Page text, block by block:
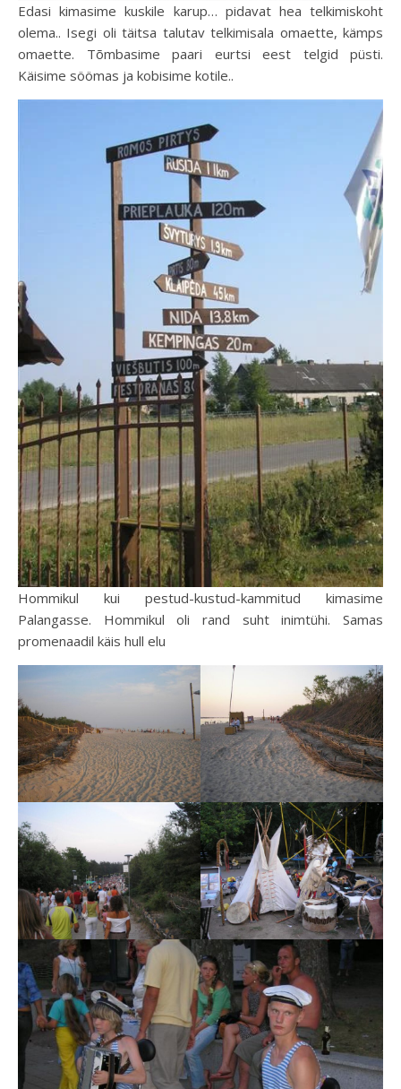
Edasi kimasime kuskile karup… pidavat hea telkimiskoht
olema.. Isegi oli täitsa talutav telkimisala omaette, kämps
omaette. Tõmbasime paari eurtsi eest telgid püsti.
Käisime söömas ja kobisime kotile..
Hommikul kui pestud-kustud-kammitud kimasime
Palangasse. Hommikul oli rand suht inimtühi. Samas
promenaadil käis hull elu